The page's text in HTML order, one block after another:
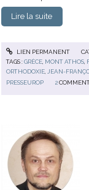
Lire la suite
LIEN PERMANENT
TAGS :GRÈCE MONT ATHOS
ORTHODOXIE
JEAN-
PRESSEUROP
2